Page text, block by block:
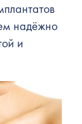
надёжно
и